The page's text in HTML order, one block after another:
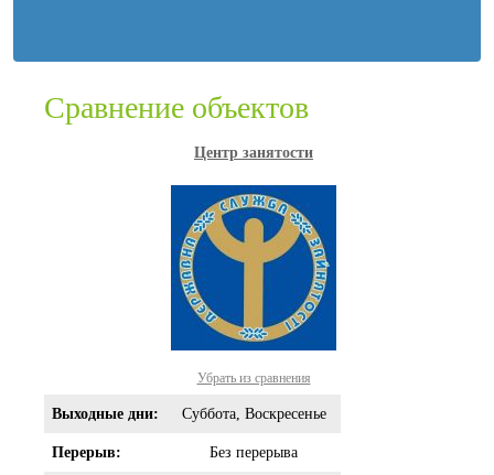
Сравнение объектов
Центр занятости
Убрать из сравнения
Выходные дни: Суббота, Воскресенье
Перерыв: Без перерыва